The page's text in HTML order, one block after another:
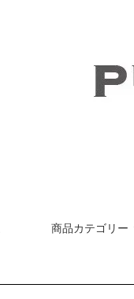
商品カテゴリー